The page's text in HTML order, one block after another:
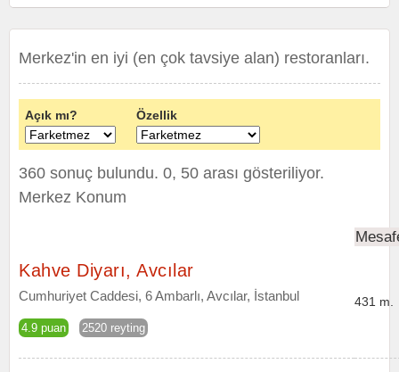
Merkez'in en iyi (en çok tavsiye alan) restoranları.
Açık mı? Özellik
360 sonuç bulundu. 0, 50 arası gösteriliyor.
Merkez Konum
Kahve Diyarı, Avcılar
Cumhuriyet Caddesi, 6 Ambarlı, Avcılar, İstanbul
4.9 puan 2520 reyting
431 m.